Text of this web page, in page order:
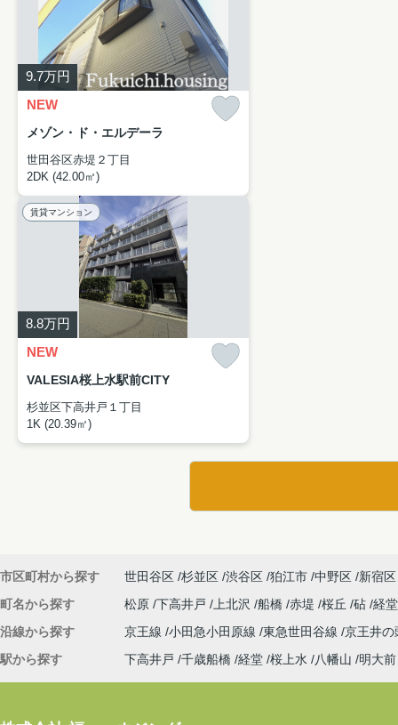
9.7万円
NEW
メゾン・ド・エルデーラ
世田谷区赤堤２丁目
2DK (42.00㎡)
賃貸マンション
8.8万円
NEW
VALESIA桜上水駅前CITY
杉並区下高井戸１丁目
1K (20.39㎡)
市区町村から探す 世田谷区 杉並区 渋谷区 狛江市 中野区 新宿区
町名から探す
松原 下高井戸 上北沢 船橋 赤堤 桜丘 砧 経
沿線から探す
京王線 小田急小田原線 東急世田谷線 京王井
駅から探す
下高井戸 千歳船橋 経堂 桜上水 八幡山 明大前